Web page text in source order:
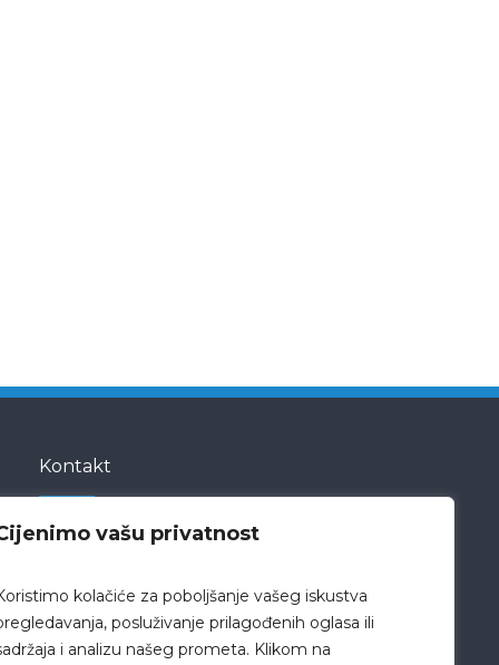
vašu privatnost
kolačiće za poboljšanje vašeg iskustva
posluživanje prilagođenih oglasa ili
i analizu našeg prometa. Klikom na
Kontakt
Hrvatska
pisarnica@bolnica-zadar.hr